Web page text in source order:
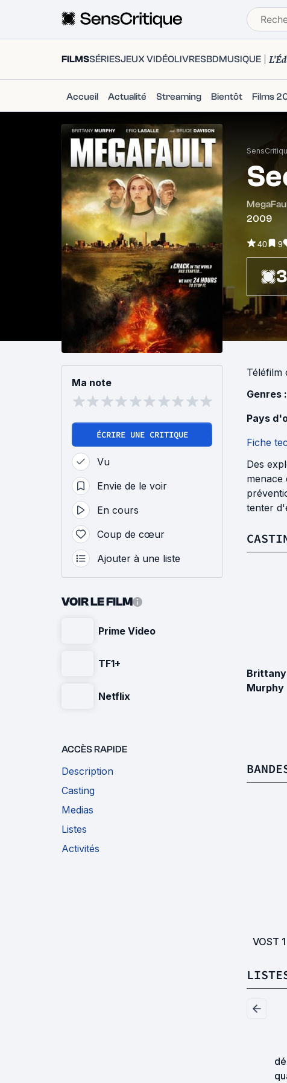
FILMSSÉRIESJEUX VIDÉOLIVRESBDMUSIQUE
Accueil Actualité Streaming Bientôt Films
2009
40 9
Ma note
ÉCRIRE UNE CRITIQUE
Vu
Envie de le voir
En cours
Coup de cœur
Ajouter à une liste
VOIR LE FILM
Prime Video
TF1+
Netflix
ACCÈS RAPIDE
Description
Casting
Medias
Listes
Activités
Téléfilm
Genres :
Pays
Fiche
Des
menace
tenter
Brittany
Murphy
VOST 1